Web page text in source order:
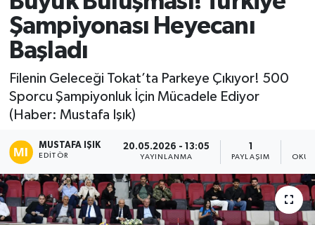
Şampiyonası Heyecanı
Başladı
Filenin Geleceği Tokat’ta Parkeye Çıkıyor! 500
Sporcu Şampiyonluk İçin Mücadele Ediyor
(Haber: Mustafa Işık)
MUSTAFA IŞIK
EDITÖR
20.05.2026 - 13:05
YAYINLANMA
1
PAYLAŞIM
Ekonomi
Sağlık
Tokat Haber